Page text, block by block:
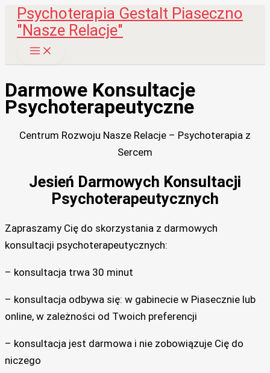
Przejdź
treści
Psychoterapia Gestalt Piaseczno
"Nasze Relacje"
Main
Menu
Darmowe Konsultacje
Psychoterapeutyczne
Centrum Rozwoju Nasze Relacje – Psychoterapia z
Sercem
Jesień Darmowych Konsultacji
Psychoterapeutycznych
Zapraszamy Cię do skorzystania z darmowych
konsultacji psychoterapeutycznych:
– konsultacja trwa 30 minut
– konsultacja odbywa się: w gabinecie w Piasecznie lub
online, w zależności od Twoich preferencji
– konsultacja jest darmowa i nie zobowiązuje Cię do
niczego